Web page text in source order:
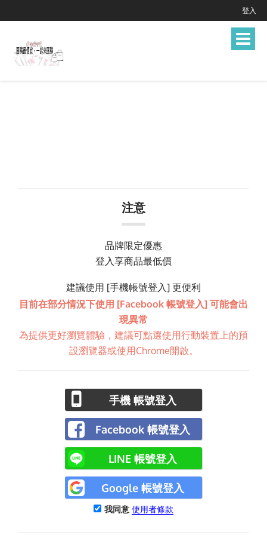
登入
Toggle
注意
品牌限定優惠
登入享商品最低價
建議使用 [手機帳號登入] 更便利
目前在部分情況下使用 [Facebook 帳號登入] 可能會出
現異常
為提供更好瀏覽體驗，建議可點選使用行動裝置上的預
設瀏覽器或使用Chrome開啟。
手機 帳號登入
Facebook 帳號登入
LINE 帳號登入
Google 帳號登入
我同意 使用者條款